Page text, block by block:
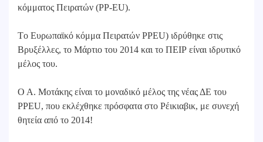
κόμματος Πειρατών (PP-EU).
Tο Ευρωπαϊκό κόμμα Πειρατών PPEU) ιδρύθηκε στις
Βρυξέλλες, το Μάρτιο του 2014 και το ΠΕΙΡ είναι ιδρυτικό
μέλος του.
Ο Α. Μοτάκης είναι το μοναδικό μέλος της νέας ΔΕ του
PPEU, που εκλέχθηκε πρόσφατα στο Ρέικιαβικ, με συνεχή
θητεία από το 2014!